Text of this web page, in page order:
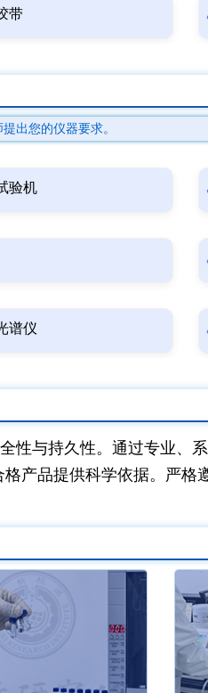
带
出您的仪器要求。
验机
谱仪
性与持久性。通过专业、
产品提供科学依据。严格